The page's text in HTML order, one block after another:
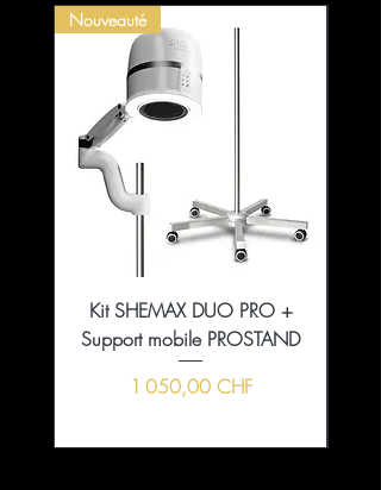
Nouveauté
Kit SHEMAX DUO PRO +
Support mobile PROSTAND
Prix
1 050,00 CHF